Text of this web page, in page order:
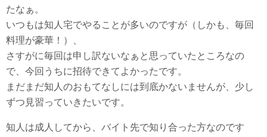
たなぁ。
いつもは知人宅でやることが多いのですが（しかも、毎回
料理が豪華！）、
さすがに毎回は申し訳ないなぁと思っていたところなの
で、今回うちに招待できてよかったです。
まだまだ知人のおもてなしには到底かないませんが、少し
ずつ見習っていきたいです。
知人は成人してから、バイト先で知り合った方なのです